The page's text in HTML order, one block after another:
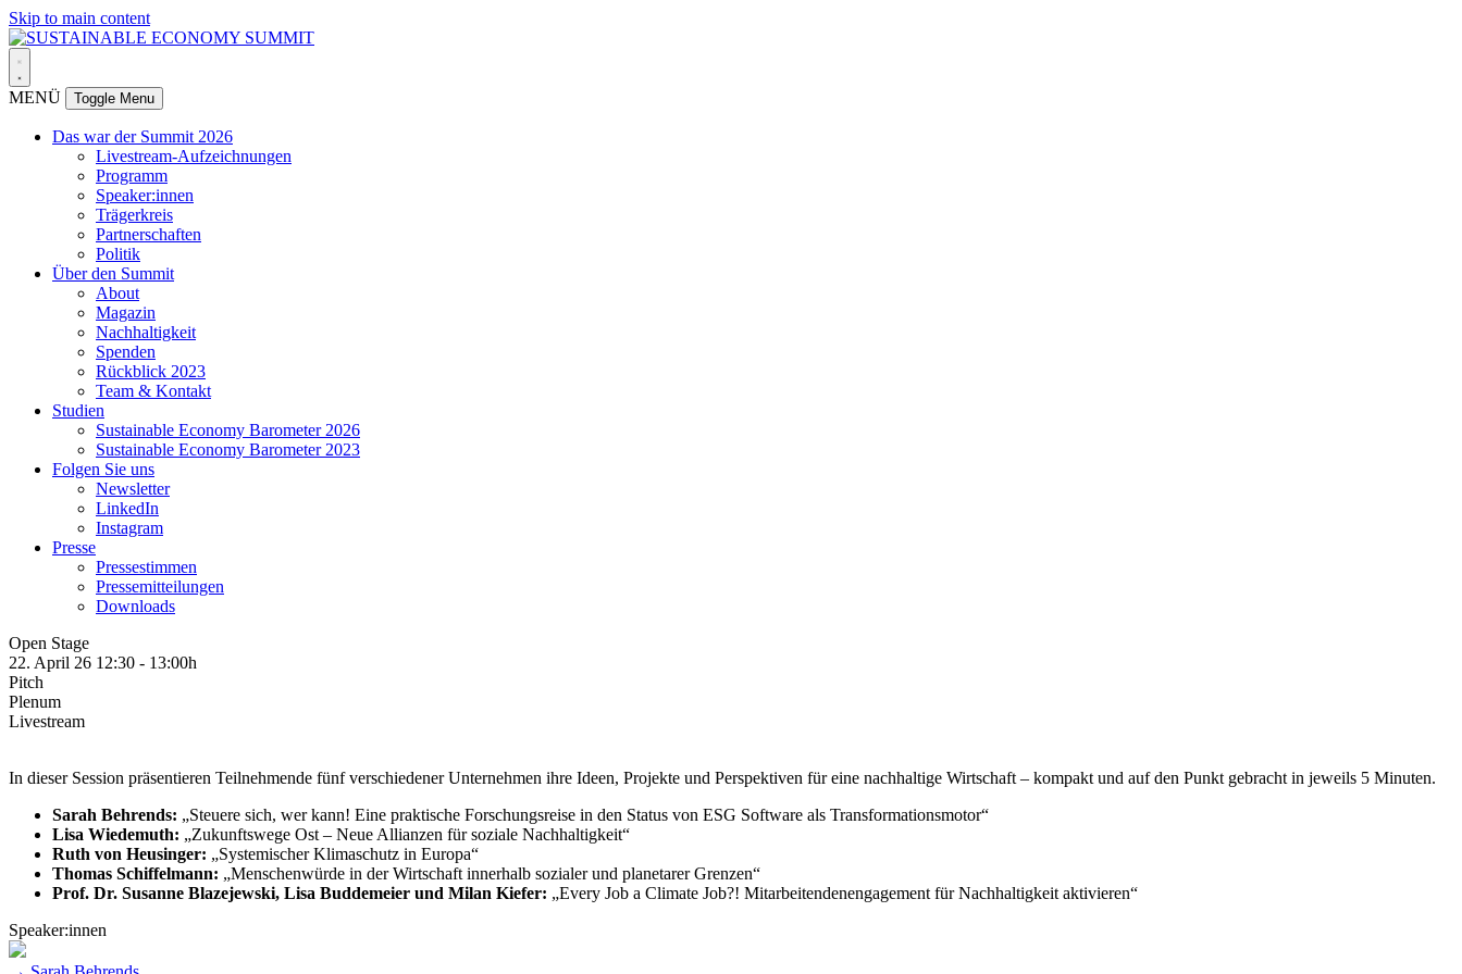
Skip to main content
MENÜ Toggle Menu
Das war der Summit 2026
Livestream-Aufzeichnungen
Programm
Speaker:innen
Trägerkreis
Partnerschaften
Politik
Über den Summit
About
Magazin
Nachhaltigkeit
Spenden
Rückblick 2023
Team & Kontakt
Studien
Sustainable Economy Barometer 2026
Sustainable Economy Barometer 2023
Folgen Sie uns
Newsletter
LinkedIn
Instagram
Presse
Pressestimmen
Pressemitteilungen
Downloads
Open Stage
22. April 26 12:30 - 13:00h
Pitch
Plenum
Livestream
In dieser Session präsentieren Teilnehmende fünf verschiedener Unternehmen ihre Ideen, Projekte und Perspektiven für eine nachhaltige Wirtschaft – kompakt und auf den Punkt gebracht in jeweils 5 Minuten.
Sarah Behrends: „Steuere sich, wer kann! Eine praktische Forschungsreise in den Status von ESG Software als Transformationsmotor“
Lisa Wiedemuth: „Zukunftswege Ost – Neue Allianzen für soziale Nachhaltigkeit“
Ruth von Heusinger: „Systemischer Klimaschutz in Europa“
Thomas Schiffelmann: „Menschenwürde in der Wirtschaft innerhalb sozialer und planetarer Grenzen“
Prof. Dr. Susanne Blazejewski, Lisa Buddemeier und Milan Kiefer: „Every Job a Climate Job?! Mitarbeitendenengagement für Nachhaltigkeit aktivieren“
Speaker:innen